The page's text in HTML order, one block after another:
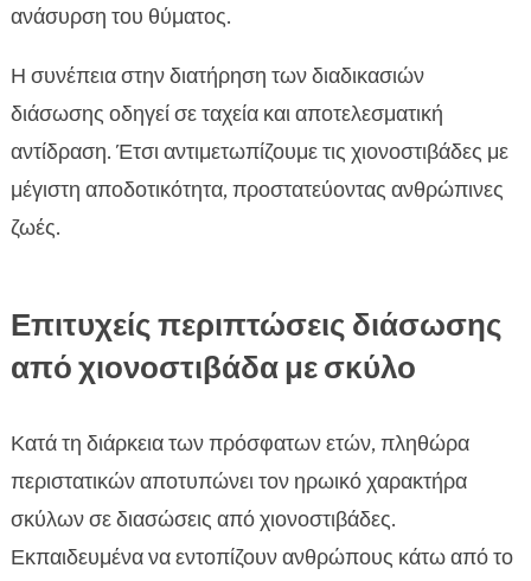
ανάσυρση του θύματος.
Η συνέπεια στην διατήρηση των διαδικασιών
διάσωσης οδηγεί σε ταχεία και αποτελεσματική
αντίδραση. Έτσι αντιμετωπίζουμε τις χιονοστιβάδες με
μέγιστη αποδοτικότητα, προστατεύοντας ανθρώπινες
ζωές.
Επιτυχείς περιπτώσεις διάσωσης
από χιονοστιβάδα με σκύλο
Κατά τη διάρκεια των πρόσφατων ετών, πληθώρα
περιστατικών αποτυπώνει τον ηρωικό χαρακτήρα
σκύλων σε διασώσεις από χιονοστιβάδες.
Εκπαιδευμένα να εντοπίζουν ανθρώπους κάτω από το